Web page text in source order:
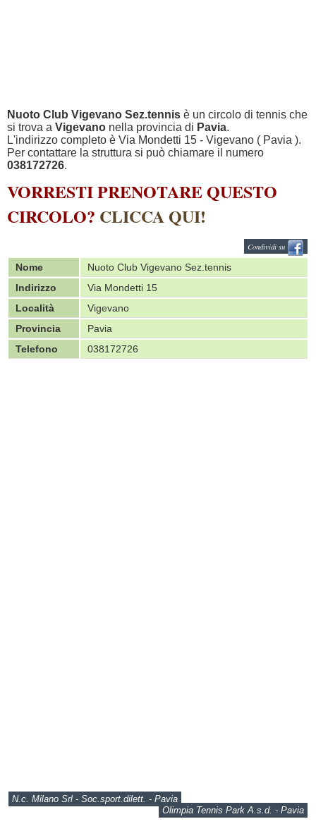
Nuoto Club Vigevano Sez.tennis è un circolo di tennis che
si trova a Vigevano nella provincia di Pavia.
L'indirizzo completo è Via Mondetti 15 - Vigevano ( Pavia ).
Per contattare la struttura si può chiamare il numero
038172726.
VORRESTI PRENOTARE QUESTO
CIRCOLO? CLICCA QUI!
Condividi su
Nome
Nuoto Club Vigevano Sez.tennis
Indirizzo
Via Mondetti 15
Località
Vigevano
Provincia
Pavia
Telefono
038172726
N.c. Milano Srl - Soc.sport.dilett. - Pavia
Olimpia Tennis Park A.s.d. - Pavia